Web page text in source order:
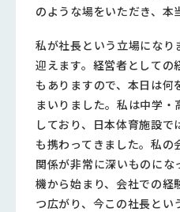
のような場をいただき、本
私が社長という立場にな
迎えます。経営者としての
もありますので、本日は何
まいりました。私は中学
しており、日本体育施設
も携わってきました。私の
関係が非常に深いものにな
機から始まり、会社での経
つ広がり、今この社長とい